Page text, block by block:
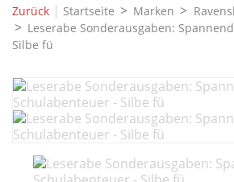
Zurück | Startseite Marken
Leserabe Sonderausgaben:
Silbe fü